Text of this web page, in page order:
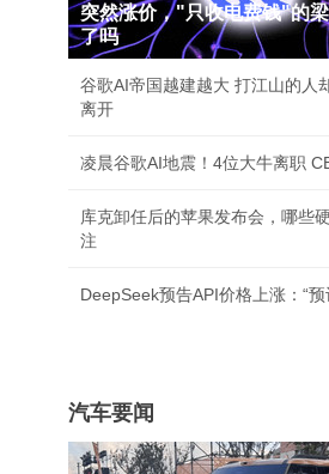
突然涨价，"只收电费钱"的
了吗
谷歌AI帝国越建越大 打江山的人
离开
凌晨谷歌AI地震！4位大牛离职
库克卸任后的苹果发布会，哪些
注
DeepSeek预告API价格上涨：“
汽车要闻